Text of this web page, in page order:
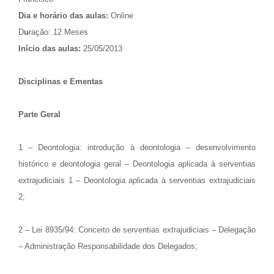
Dia e horário das aulas: Online
Duração: 12 Meses
Início das aulas: 25/05/2013
Disciplinas e Ementas
Parte Geral
1 – Deontologia: introdução à deontologia – desenvolvimento
histórico e deontologia geral – Deontologia aplicada à serventias
extrajudiciais 1 – Deontologia aplicada à serventias extrajudiciais
2;
2 – Lei 8935/94: Conceito de serventias extrajudiciais – Delegação
– Administração Responsabilidade dos Delegados;